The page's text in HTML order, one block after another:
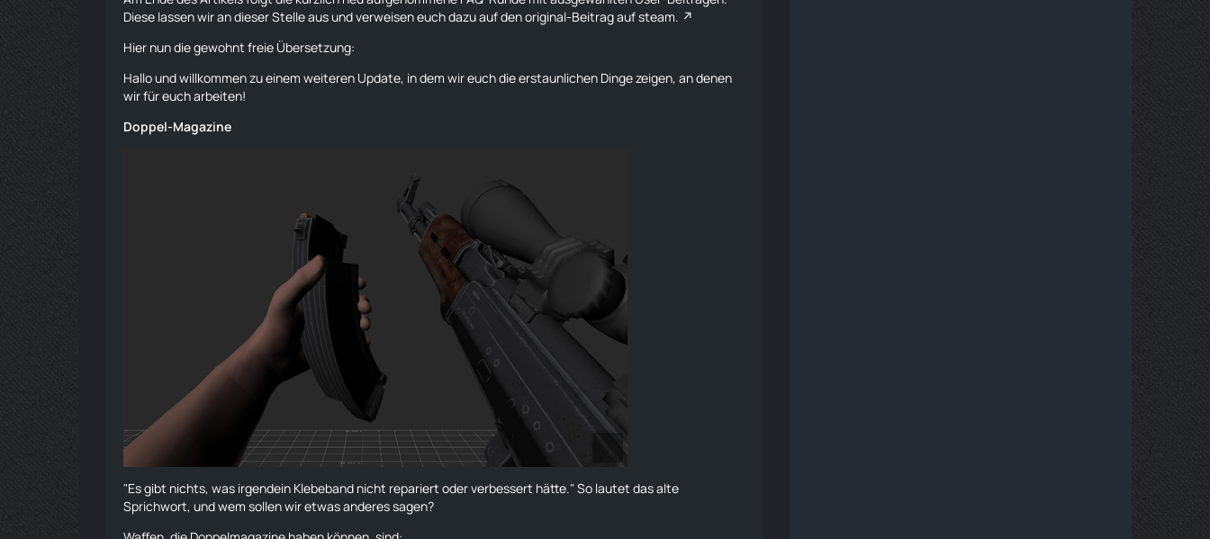
Diese lassen wir an dieser Stelle aus und verweisen euch dazu auf denoriginal-Beitrag auf steam.
Hier nun die gewohnt freie Übersetzung:
Hallo und willkommen zu einem weiteren Update, in dem wir euch die erstaunlichen Dinge zeigen, an denen
wir für euch arbeiten!
Doppel-Magazine
"Es gibt nichts, was irgendein Klebeband nicht repariert oder verbessert hätte." So lautet das alte
Sprichwort, und wem sollen wir etwas anderes sagen?